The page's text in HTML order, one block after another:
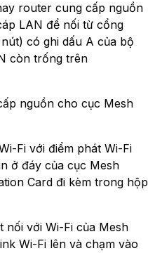
router cung cấp nguồn
LAN để nối từ cổng
có ghi dấu A của bộ
còn trống trên
nguồn cho cục Mesh
Fi với điểm phát Wi-Fi
ở đáy của cục Mesh
Card đi kèm trong hộp
nối với Wi-Fi của Mesh
Wi-Fi lên và chạm vào